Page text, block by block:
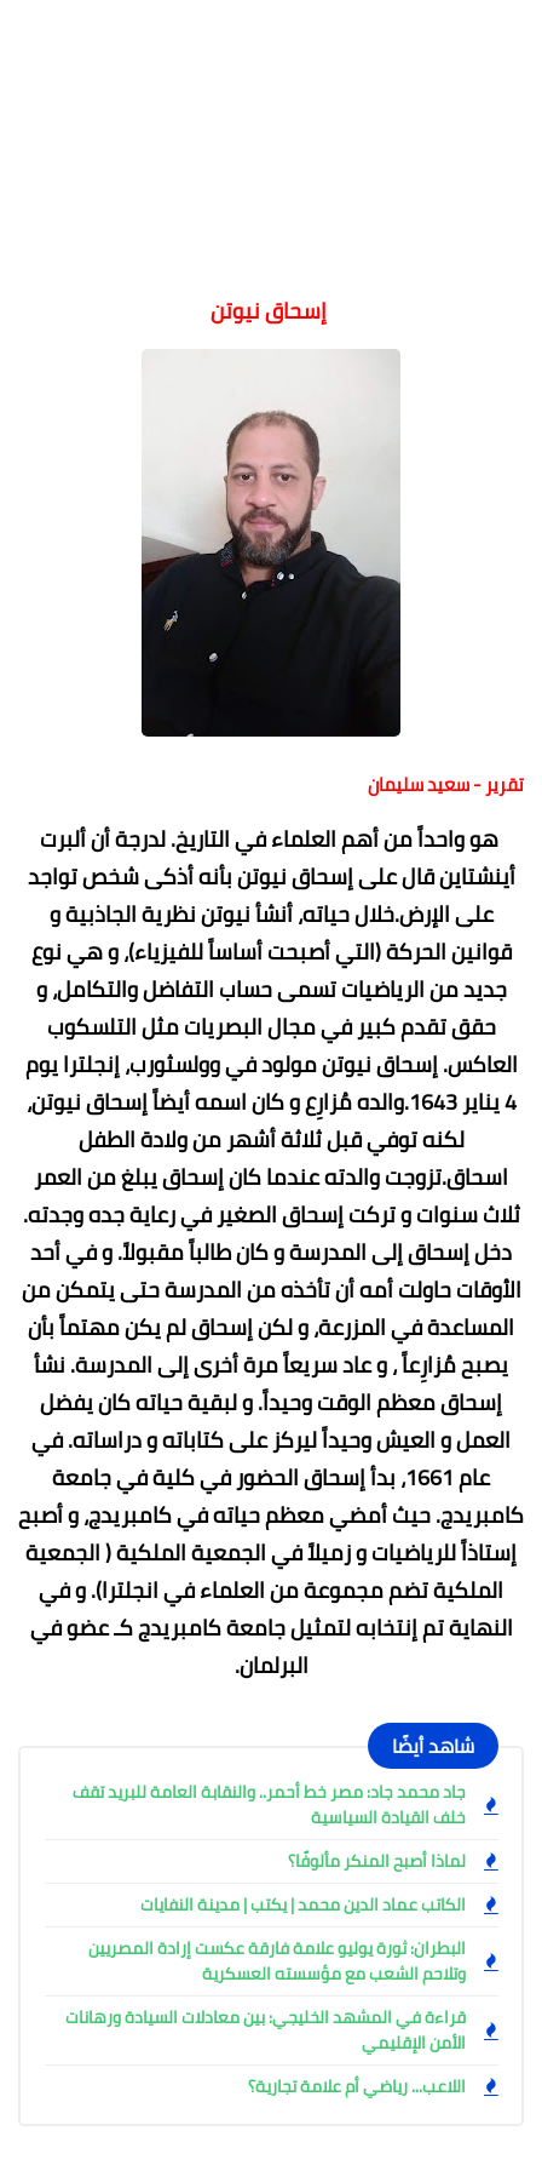
إسحاق نيوتن
تقرير - سعيد سليمان
هو واحداً من أهم العلماء في التاريخ. لدرجة أن ألبرت
أينشتاين قال على إسحاق نيوتن بأنه أذكى شخص تواجد
على الإرض.خلال حياته، أنشأ نيوتن نظرية الجاذبية و
قوانين الحركة (التي أصبحت أساساً للفيزياء)، و هي نوع
جديد من الرياضيات تسمى حساب التفاضل والتكامل، و
حقق تقدم كبير في مجال البصريات مثل التلسكوب
العاكس. إسحاق نيوتن مولود في وولسثورب، إنجلترا يوم
4 يناير 1643.والده مُزارِع و كان اسمه أيضاً إسحاق نيوتن،
لكنه توفي قبل ثلاثة أشهر من ولادة الطفل
اسحاق.تزوجت والدته عندما كان إسحاق يبلغ من العمر
ثلاث سنوات و تركت إسحاق الصغير في رعاية جده وجدته.
دخل إسحاق إلى المدرسة و كان طالباً مقبولاً. و في أحد
الأوقات حاولت أمه أن تأخذه من المدرسة حتى يتمكن من
المساعدة في المزرعة، و لكن إسحاق لم يكن مهتماً بأن
يصبح مُزارِعاً ، و عاد سريعاً مرة أخرى إلى المدرسة. نشأ
إسحاق معظم الوقت وحيداً. و لبقية حياته كان يفضل
العمل و العيش وحيداً ليركز على كتاباته و دراساته. في
عام 1661، بدأ إسحاق الحضور في كلية في جامعة
كامبريدج. حيث أمضي معظم حياته في كامبريدج، و أصبح
إستاذاً للرياضيات و زميلاً في الجمعية الملكية ( الجمعية
الملكية تضم مجموعة من العلماء في انجلترا). و في
النهاية تم إنتخابه لتمثيل جامعة كامبريدج كـ عضو في
البرلمان.
شاهد أيضًا
جاد محمد جاد: مصر خط أحمر.. والنقابة العامة للبريد تقف
خلف القيادة السياسية
لماذا أصبح المنكر مألوفًا؟
الكاتب عماد الدين محمد | يكتب | مدينة النفايات
البطران: ثورة يوليو علامة فارقة عكست إرادة المصريين
وتلاحم الشعب مع مؤسسته العسكرية
قراءة في المشهد الخليجي: بين معادلات السيادة ورهانات
الأمن الإقليمي
اللاعب... رياضي أم علامة تجارية؟